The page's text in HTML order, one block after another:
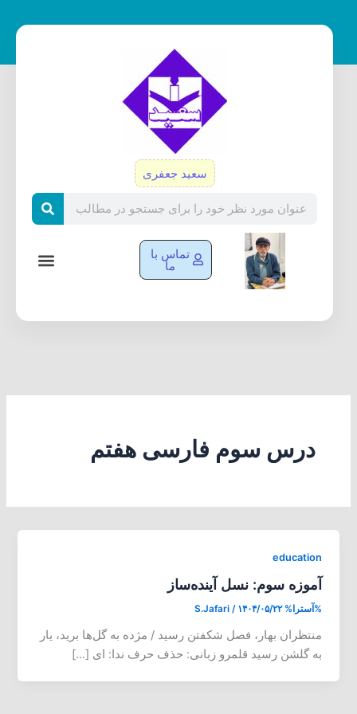
سعید جعفری
تماس با
ما
درس سوم فارسی هفتم
education
آموزه سوم: نسل آینده‌ساز
%آسترا% S.Jafari / ۱۴۰۴/۰۵/۲۲
منتظران بهار، فصل شکفتن رسید / مژده به گل‌ها برید، یار
به گلشن رسید قلمرو زبانی: حذف حرف ندا: ای […]